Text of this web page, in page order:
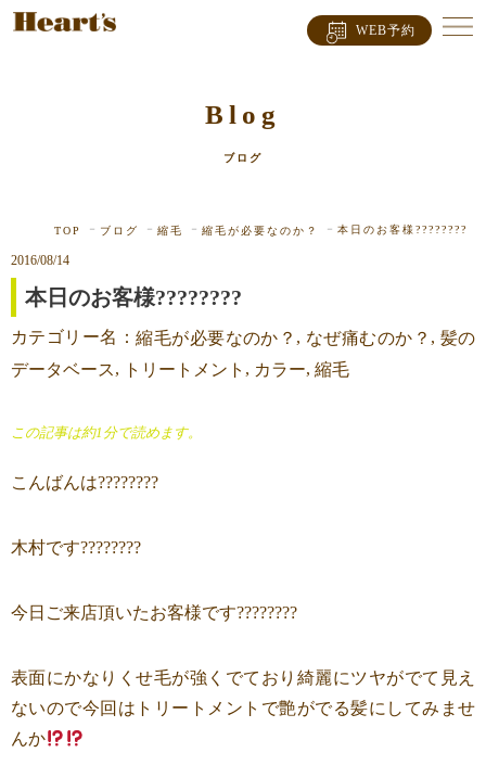
Blog
ブログ
TOP ブログ 縮毛 縮毛が必要なのか？ 本日のお客様????????
WEB予約
2016/08/14
本日のお客様????????
カテゴリー名：縮毛が必要なのか？ , なぜ痛むのか？ , 髪の
データベース, トリートメント , カラー, 縮毛
この記事は約1分で読めます。
こんばんは????????
木村です????????
今日ご来店頂いたお客様です????????
表面にかなりくせ毛が強くでており綺麗にツヤがでて見え
ないので今回はトリートメントで艶がでる髪にしてみませ
んか